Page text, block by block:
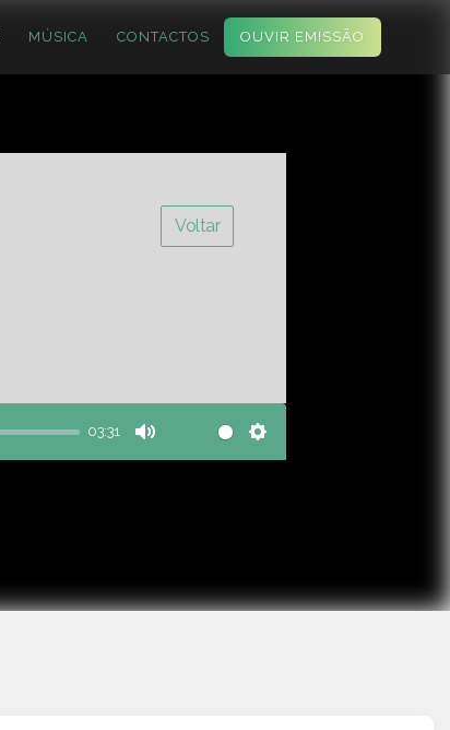
MÚSICA CONTACTOS OUVIR EMISSÃO
Voltar
03:31
Mute Settings